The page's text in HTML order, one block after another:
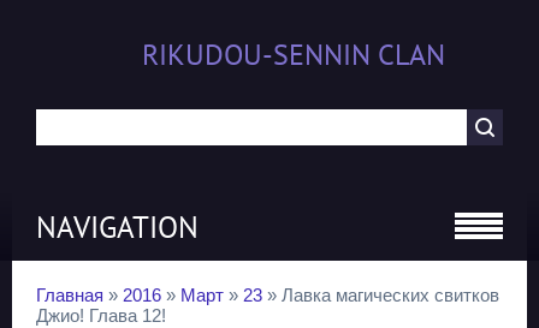
RIKUDOU-SENNIN CLAN
NAVIGATION
Главная » 2016 » Март » 23 » Лавка магических свитков
Джио! Глава 12!